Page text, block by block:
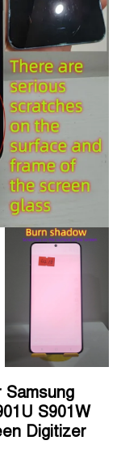
Samsung
S901W
Digitizer